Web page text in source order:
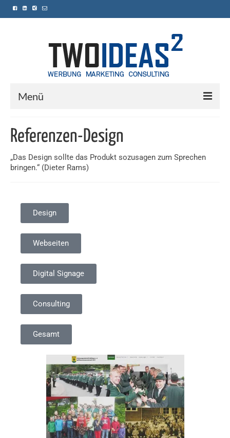
Menü
Leistungen
Referenzen
Referenzen-Design
„Das Design sollte das Produkt sozusagen zum Sprechen
bringen.“ (Dieter Rams)
Design
Webseiten
Digital Signage
Consulting
Gesamt